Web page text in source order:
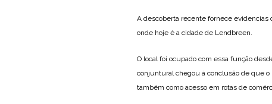
A descoberta recente fornece evidencias
onde hoje é a cidade de Lendbreen.
O local foi ocupado com essa função
conjuntural chegou à conclusão de que o
também como acesso em rotas de